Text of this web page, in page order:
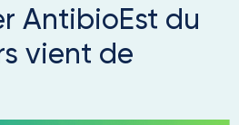
AntibioEst du
vient de